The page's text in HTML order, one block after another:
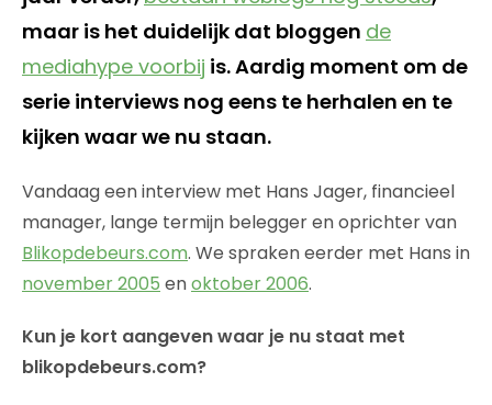
maar is het duidelijk dat bloggen de
mediahype voorbij is. Aardig moment om de
serie interviews nog eens te herhalen en te
kijken waar we nu staan.
Vandaag een interview met Hans Jager, financieel
manager, lange termijn belegger en oprichter van
Blikopdebeurs.com. We spraken eerder met Hans in
november 2005 enoktober 2006.
Kun je kort aangeven waar je nu staat met
blikopdebeurs.com?